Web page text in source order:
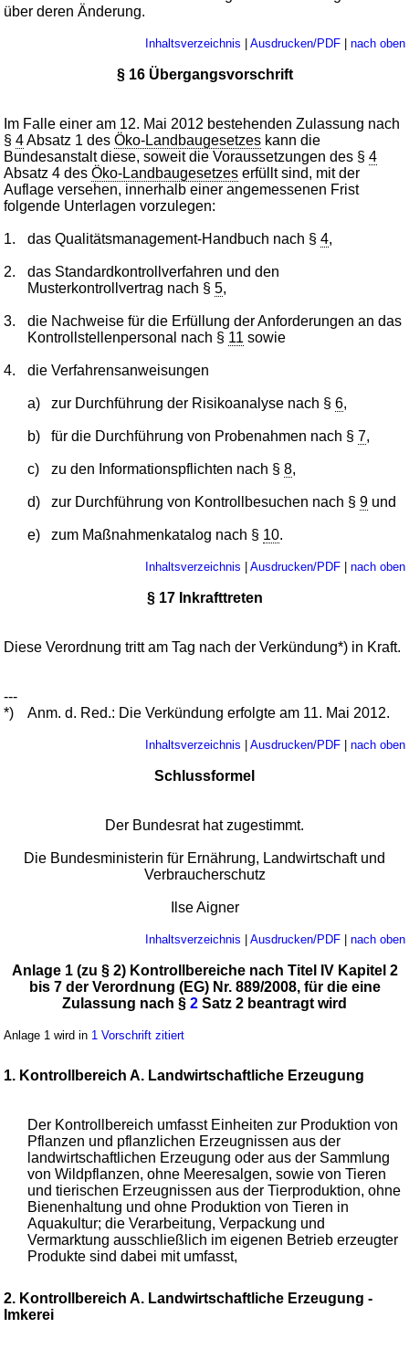
über deren Änderung.
Inhaltsverzeichnis | Ausdrucken/PDF| nach oben
§ 16 Übergangsvorschrift
Im Falle einer am 12. Mai 2012 bestehenden Zulassung nach
§4Absatz 1 desÖko-Landbaugesetzes kann die
Bundesanstalt diese, soweit die Voraussetzungen des §4
Absatz 4 desÖko-Landbaugesetzes erfüllt sind, mit der
Auflage versehen, innerhalb einer angemessenen Frist
folgende Unterlagen vorzulegen:
1. das Qualitätsmanagement-Handbuch nach §4,
2.
das Standardkontrollverfahren und den
Musterkontrollvertrag nach §5,
3.
die Nachweise für die Erfüllung der Anforderungen an das
Kontrollstellenpersonal nach § 11 sowie
4. die Verfahrensanweisungen
a) zur Durchführung der Risikoanalyse nach § 6,
b) für die Durchführung von Probenahmen nach § 7,
c) zu den Informationspflichten nach § 8,
d) zur Durchführung von Kontrollbesuchen nach § 9und
e) zum Maßnahmenkatalog nach § 10.
Inhaltsverzeichnis | Ausdrucken/PDF| nach oben
§ 17 Inkrafttreten
Diese Verordnung tritt am Tag nach der Verkündung*) in Kraft.
---
*)
Anm. d. Red.: Die Verkündung erfolgte am 11. Mai 2012.
Inhaltsverzeichnis | Ausdrucken/PDF| nach oben
Schlussformel
Der Bundesrat hat zugestimmt.
Die Bundesministerin für Ernährung, Landwirtschaft und
Verbraucherschutz
Ilse Aigner
Inhaltsverzeichnis | Ausdrucken/PDF| nach oben
Anlage 1 (zu § 2) Kontrollbereiche nach Titel IV Kapitel 2
bis 7 der Verordnung (EG) Nr. 889/2008, für die eine
Zulassung nach § 2 Satz 2 beantragt wird
Anlage 1 wird in 1 Vorschrift zitiert
1. Kontrollbereich A. Landwirtschaftliche Erzeugung
Der Kontrollbereich umfasst Einheiten zur Produktion von
Pflanzen und pflanzlichen Erzeugnissen aus der
landwirtschaftlichen Erzeugung oder aus der Sammlung
von Wildpflanzen, ohne Meeresalgen, sowie von Tieren
und tierischen Erzeugnissen aus der Tierproduktion, ohne
Bienenhaltung und ohne Produktion von Tieren in
Aquakultur; die Verarbeitung, Verpackung und
Vermarktung ausschließlich im eigenen Betrieb erzeugter
Produkte sind dabei mit umfasst,
2. Kontrollbereich A. Landwirtschaftliche Erzeugung -
Imkerei